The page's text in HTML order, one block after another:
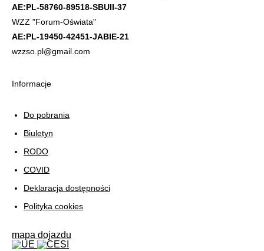
AE:PL-58760-89518-SBUII-37
WZZ "Forum-Oświata"
AE:PL-19450-42451-JABIE-21
wzzso.pl@gmail.com
Informacje
Do pobrania
Biuletyn
RODO
COVID
Deklaracja dostępności
Polityka cookies
mapa dojazdu